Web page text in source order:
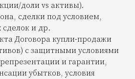
доли vs активы).
сделки под условием,
и др.
Договора купли-продажи
с защитными условиями
и гарантии,
убытков, условия